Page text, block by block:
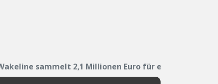
sammelt 2,1 Millionen Euro für eine...